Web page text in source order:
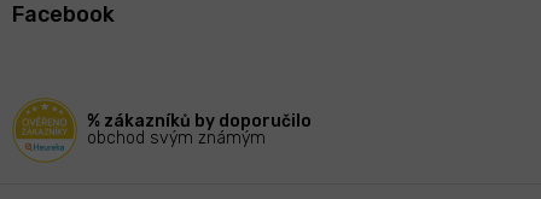
Facebook
% zákazníků by doporučilo
obchod svým známým